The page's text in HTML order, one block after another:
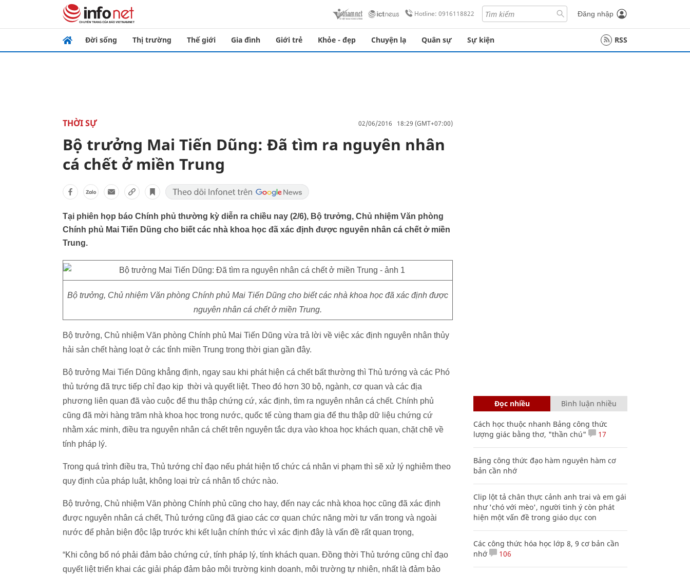
Hotline: 0916118822 Đăng nhập
Đời sống Thị trường Thế giới Gia đình Giới trẻ Khỏe - đẹp Chuyện lạ Quân sự Sự kiện RSS
THỜI SỰ 02/06/2016 18:29 (GMT+07:00)
Bộ trưởng Mai Tiến Dũng: Đã tìm ra nguyên nhân
cá chết ở miền Trung
Tại phiên họp báo Chính phủ thường kỳ diễn ra chiều nay (2/6), Bộ trưởng, Chủ nhiệm Văn phòng
Chính phủ Mai Tiến Dũng cho biết các nhà khoa học đã xác định được nguyên nhân cá chết ở miền
Trung.
Bộ trưởng, Chủ nhiệm Văn phòng Chính phủ Mai Tiến Dũng cho biết các nhà khoa học đã xác định được
nguyên nhân cá chết ở miền Trung.
Bộ trưởng, Chủ nhiệm Văn phòng Chính phủ Mai Tiến Dũng vừa trả lời về việc xác định nguyên nhân thủy
hải sản chết hàng loạt ở các tỉnh miền Trung trong thời gian gần đây.
Bộ trưởng Mai Tiến Dũng khẳng định, ngay sau khi phát hiện cá chết bất thường thì Thủ tướng và các Phó
thủ tướng đã trực tiếp chỉ đạo kịp thời và quyết liệt. Theo đó hơn 30 bộ, ngành, cơ quan và các địa
phương liên quan đã vào cuộc để thu thập chứng cứ, xác định, tìm ra nguyên nhân cá chết. Chính phủ
cũng đã mời hàng trăm nhà khoa học trong nước, quốc tế cùng tham gia để thu thập dữ liệu chứng cứ
nhằm xác minh, điều tra nguyên nhân cá chết trên nguyên tắc dựa vào khoa học khách quan, chặt chẽ về
tính pháp lý.
Trong quá trình điều tra, Thủ tướng chỉ đạo nếu phát hiện tổ chức cá nhân vi phạm thì sẽ xử lý nghiêm theo
quy định của pháp luật, không loại trừ cá nhân tổ chức nào.
Bộ trưởng, Chủ nhiệm Văn phòng Chính phủ cũng cho hay, đến nay các nhà khoa học cũng đã xác định
được nguyên nhân cá chết, Thủ tướng cũng đã giao các cơ quan chức năng mời tư vấn trong và ngoài
nước để phản biện độc lập trước khi kết luận chính thức vì xác định đây là vấn đề rất quan trọng,
“Khi công bố nó phải đảm bảo chứng cứ, tính pháp lý, tính khách quan. Đồng thời Thủ tướng cũng chỉ đạo
quyết liệt triển khai các giải pháp đảm bảo môi trường kinh doanh, môi trường tự nhiên, nhất là đảm bảo
Đọc nhiều Bình luận nhiều
Cách học thuộc nhanh Bảng công thức
lượng giác bằng thơ, "thần chú"
17
Bảng công thức đạo hàm nguyên hàm cơ
bản cần nhớ
Clip lột tả chân thực cảnh anh trai và em gái
như 'chó với mèo', người tinh ý còn phát
hiện một vấn đề trong giáo dục con
Các công thức hóa học lớp 8, 9 cơ bản cần
nhớ
106